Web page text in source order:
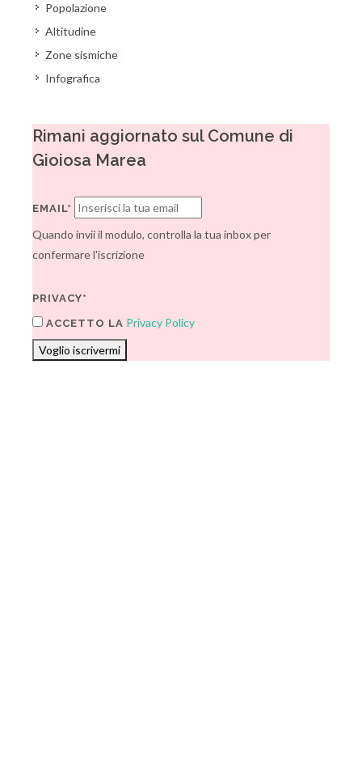
Popolazione
Altitudine
Zone sismiche
Infografica
Rimani aggiornato sul Comune di
Gioiosa Marea
EMAIL*
Quando invii il modulo, controlla la tua inbox per
confermare l'iscrizione
PRIVACY*
ACCETTO LA Privacy Policy
Voglio iscrivermi